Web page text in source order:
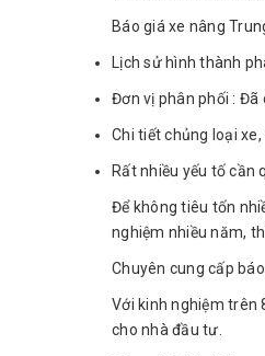
Báo giá xe nâng
Lịch sử hình thành
Đơn vị phân phối : Đã
Chi tiết chủng loại
Rất nhiều yếu tố cần
Để không tiêu tốn
nghiệm nhiều năm,
Chuyên cung cấp
Với kinh nghiệm trên
cho nhà đầu tư.